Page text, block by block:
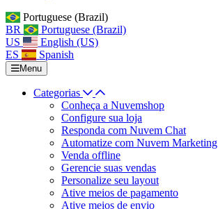
Portuguese (Brazil)
BR
Portuguese (Brazil)
US
English (US)
ES
Spanish
Menu
Categorias
Conheça a Nuvemshop
Configure sua loja
Responda com Nuvem Chat
Automatize com Nuvem Marketing
Venda offline
Gerencie suas vendas
Personalize seu layout
Ative meios de pagamento
Ative meios de envio